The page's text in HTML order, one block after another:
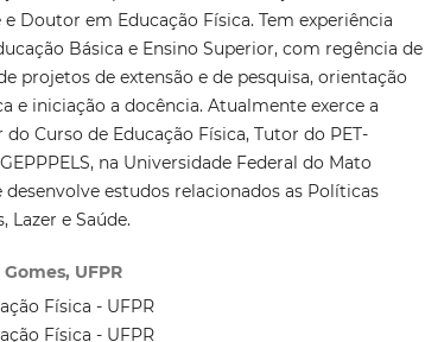
e Doutor em Educação Física. Tem experiência
Básica e Ensino Superior, com regência de
projetos de extensão e de pesquisa, orientação
e iniciação a docência. Atualmente exerce a
Curso de Educação Física, Tutor do PET-
na Universidade Federal do Mato
desenvolve estudos relacionados as Políticas
Lazer e Saúde.
UFPR
Física - UFPR
Física - UFPR